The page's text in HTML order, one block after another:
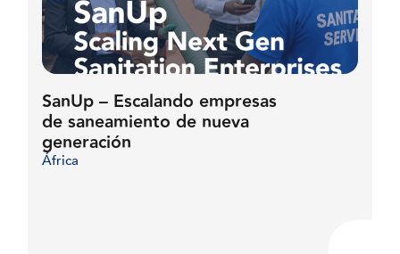
SanUp – Escalando empresas
de saneamiento de nueva
generación
África